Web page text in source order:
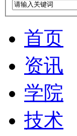
首页
资讯
学院
技术